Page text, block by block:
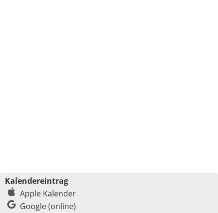
Kalendereintrag
Apple Kalender
Google (online)